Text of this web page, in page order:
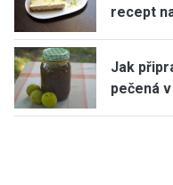
recept
Jak
pečená